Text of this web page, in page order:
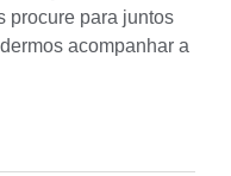
procure para juntos
acompanhar a